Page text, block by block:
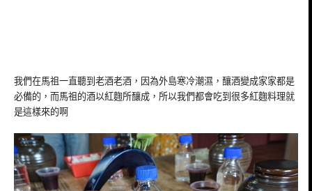
我們在馬祖一直聽到老酒老酒，因為外島寒冷潮濕，釀酒變成家家都是
必備的，而馬祖的酒以紅麴所釀成，所以我們都會吃到很多紅麴料理就
是這樣來的啊